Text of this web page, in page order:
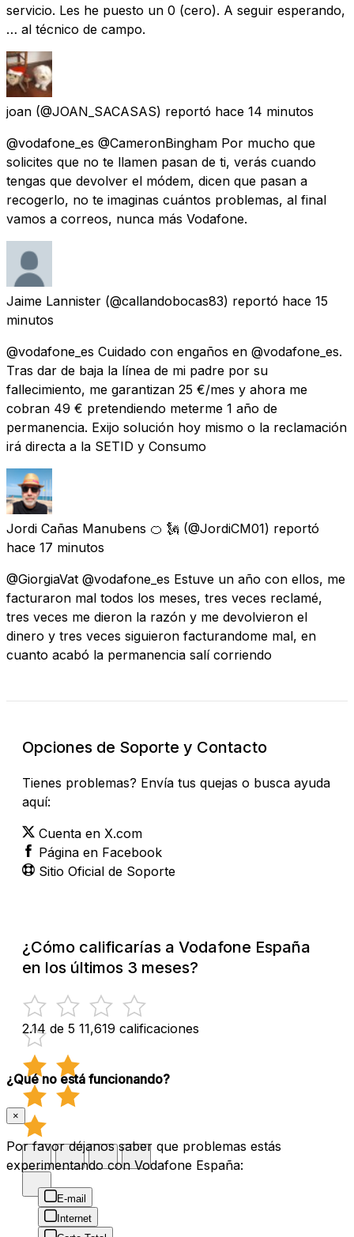
servicio. Les he puesto un 0 (cero). A seguir esperando,
… al técnico de campo.
joan (@JOAN_SACASAS) reportó hace 14 minutos
@vodafone_es @CameronBingham Por mucho que
solicites que no te llamen pasan de ti, verás cuando
tengas que devolver el módem, dicen que pasan a
recogerlo, no te imaginas cuántos problemas, al final
vamos a correos, nunca más Vodafone.
Jaime Lannister (@callandobocas83) reportó hace 15
minutos
@vodafone_es Cuidado con engaños en @vodafone_es.
Tras dar de baja la línea de mi padre por su
fallecimiento, me garantizan 25 €/mes y ahora me
cobran 49 € pretendiendo meterme 1 año de
permanencia. Exijo solución hoy mismo o la reclamación
irá directa a la SETID y Consumo
Jordi Cañas Manubens 🍊 🗽 (@JordiCM01) reportó
hace 17 minutos
@GiorgiaVat @vodafone_es Estuve un año con ellos, me
facturaron mal todos los meses, tres veces reclamé,
tres veces me dieron la razón y me devolvieron el
dinero y tres veces siguieron facturandome mal, en
cuanto acabó la permanencia salí corriendo
Opciones de Soporte y Contacto
Tienes problemas? Envía tus quejas o busca ayuda
aquí:
Cuenta en X.com
Página en Facebook
Sitio Oficial de Soporte
¿Cómo calificarías a Vodafone España
en los últimos 3 meses?
2.14 de 5 11,619 calificaciones
¿Qué no está funcionando?
×
Por favor déjanos saber que problemas estás
experimentando con Vodafone España:
E-mail
Internet